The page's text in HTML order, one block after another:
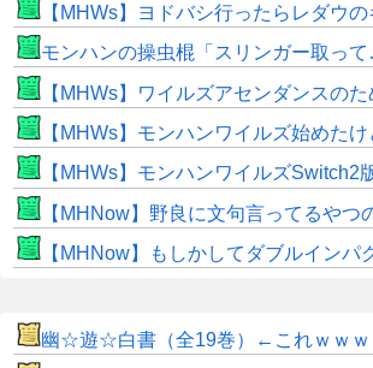
【MHWs】ヨドバシ行ったらレダウのキーホルダー
モンハンの操虫棍「スリンガー取って…猟虫強化して…エキス取
【MHWs】ワイルズアセンダンスのためにPS5pro買おうとした
【MHWs】モンハンワイルズ始めたけど普
【MHWs】モンハンワイルズSwitch2
【MHNow】野良に文句言ってるやつの大多数はそれしてないだけの雑魚
【MHNow】もしかしてダブルインパ
幽☆遊☆白書（全19巻）←これｗｗｗｗｗｗ